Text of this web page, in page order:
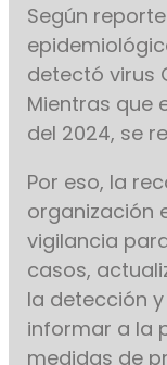
Según
detectó virus
Mientras que
del 2024, se
Por eso, la
organización
vigilancia
casos,
la detección
informar a la
medidas de